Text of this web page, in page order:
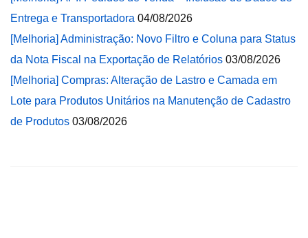
Entrega e Transportadora 04/08/2026
[Melhoria] Administração: Novo Filtro e Coluna para Status
da Nota Fiscal na Exportação de Relatórios 03/08/2026
[Melhoria] Compras: Alteração de Lastro e Camada em
Lote para Produtos Unitários na Manutenção de Cadastro
de Produtos 03/08/2026